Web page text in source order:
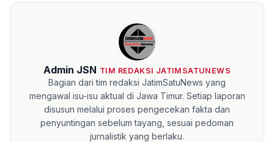
Admin JSN TIM REDAKSI JATIMSATUNEWS
Bagian dari tim redaksi JatimSatuNews yang
mengawal isu-isu aktual di Jawa Timur. Setiap laporan
disusun melalui proses pengecekan fakta dan
penyuntingan sebelum tayang, sesuai pedoman
jurnalistik yang berlaku.